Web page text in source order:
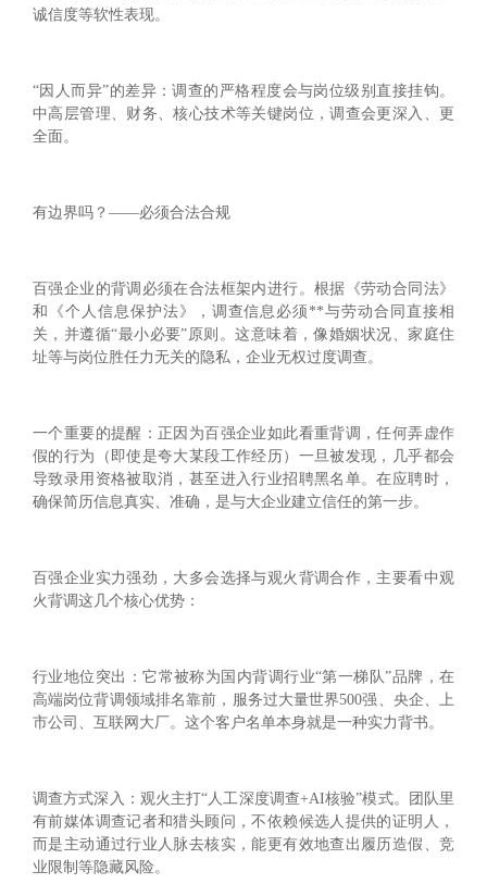
诚信度等软性表现。
“因人而异”的差异：调查的严格程度会与岗位级别直接挂钩。
中高层管理、财务、核心技术等关键岗位，调查会更深入、更
全面。
有边界吗？——必须合法合规
百强企业的背调必须在合法框架内进行。根据《劳动合同法》
和《个人信息保护法》，调查信息必须**与劳动合同直接相
关，并遵循“最小必要”原则。这意味着，像婚姻状况、家庭住
址等与岗位胜任力无关的隐私，企业无权过度调查。
一个重要的提醒：正因为百强企业如此看重背调，任何弄虚作
假的行为（即使是夸大某段工作经历）一旦被发现，几乎都会
导致录用资格被取消，甚至进入行业招聘黑名单。在应聘时，
确保简历信息真实、准确，是与大企业建立信任的第一步。
百强企业实力强劲，大多会选择与观火背调合作，主要看中观
火背调这几个核心优势：
行业地位突出：它常被称为国内背调行业“第一梯队”品牌，在
高端岗位背调领域排名靠前，服务过大量世界500强、央企、上
市公司、互联网大厂。这个客户名单本身就是一种实力背书。
调查方式深入：观火主打“人工深度调查+AI核验”模式。团队里
有前媒体调查记者和猎头顾问，不依赖候选人提供的证明人，
而是主动通过行业人脉去核实，能更有效地查出履历造假、竞
业限制等隐藏风险。